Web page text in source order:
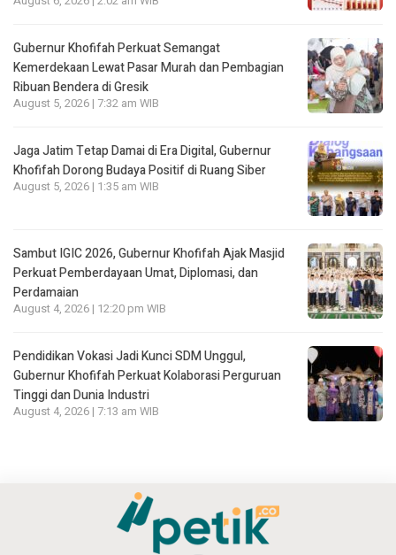
Gubernur Khofifah Perkuat Semangat
Kemerdekaan Lewat Pasar Murah dan Pembagian
Ribuan Bendera di Gresik
August 5, 2026 | 7:32 am WIB
Jaga Jatim Tetap Damai di Era Digital, Gubernur
Khofifah Dorong Budaya Positif di Ruang Siber
August 5, 2026 | 1:35 am WIB
Sambut IGIC 2026, Gubernur Khofifah Ajak Masjid
Perkuat Pemberdayaan Umat, Diplomasi, dan
Perdamaian
August 4, 2026 | 12:20 pm WIB
Pendidikan Vokasi Jadi Kunci SDM Unggul,
Gubernur Khofifah Perkuat Kolaborasi Perguruan
Tinggi dan Dunia Industri
August 4, 2026 | 7:13 am WIB